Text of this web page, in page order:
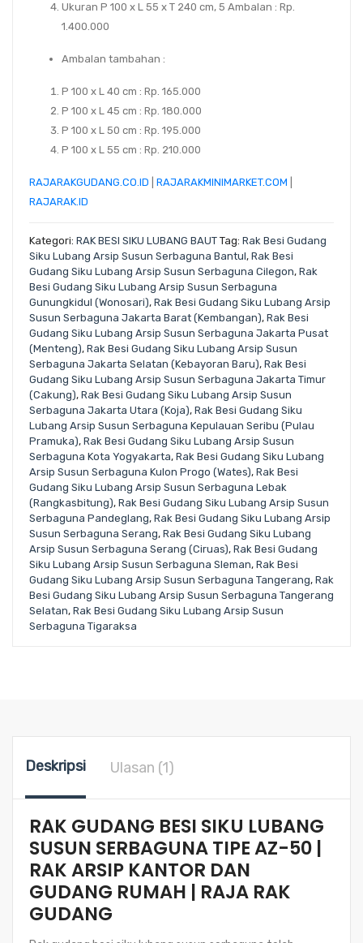
Ukuran P 100 x L 55 x T 240 cm, 5 Ambalan : Rp.
1.400.000
Ambalan tambahan :
P 100 x L 40 cm : Rp. 165.000
P 100 x L 45 cm : Rp. 180.000
P 100 x L 50 cm : Rp. 195.000
P 100 x L 55 cm : Rp. 210.000
RAJARAKGUDANG.CO.ID RAJARAKMINIMARKET.COM
RAJARAK.ID
Kategori: RAK BESI SIKU LUBANG BAUT Tag: Rak Besi Gudang
Siku Lubang Arsip Susun Serbaguna Bantul, Rak Besi
Gudang Siku Lubang Arsip Susun Serbaguna Cilegon, Rak
Besi Gudang Siku Lubang Arsip Susun Serbaguna
Gunungkidul (Wonosari), Rak Besi Gudang Siku Lubang Arsip
Susun Serbaguna Jakarta Barat (Kembangan), Rak Besi
Gudang Siku Lubang Arsip Susun Serbaguna Jakarta Pusat
(Menteng), Rak Besi Gudang Siku Lubang Arsip Susun
Serbaguna Jakarta Selatan (Kebayoran Baru), Rak Besi
Gudang Siku Lubang Arsip Susun Serbaguna Jakarta Timur
(Cakung), Rak Besi Gudang Siku Lubang Arsip Susun
Serbaguna Jakarta Utara (Koja), Rak Besi Gudang Siku
Lubang Arsip Susun Serbaguna Kepulauan Seribu (Pulau
Pramuka), Rak Besi Gudang Siku Lubang Arsip Susun
Serbaguna Kota Yogyakarta, Rak Besi Gudang Siku Lubang
Arsip Susun Serbaguna Kulon Progo (Wates), Rak Besi
Gudang Siku Lubang Arsip Susun Serbaguna Lebak
(Rangkasbitung), Rak Besi Gudang Siku Lubang Arsip Susun
Serbaguna Pandeglang, Rak Besi Gudang Siku Lubang Arsip
Susun Serbaguna Serang, Rak Besi Gudang Siku Lubang
Arsip Susun Serbaguna Serang (Ciruas), Rak Besi Gudang
Siku Lubang Arsip Susun Serbaguna Sleman, Rak Besi
Gudang Siku Lubang Arsip Susun Serbaguna Tangerang, Rak
Besi Gudang Siku Lubang Arsip Susun Serbaguna Tangerang
Selatan, Rak Besi Gudang Siku Lubang Arsip Susun
Serbaguna Tigaraksa
Deskripsi Ulasan (1)
RAK GUDANG BESI SIKU LUBANG
SUSUN SERBAGUNA TIPE AZ-50 |
RAK ARSIP KANTOR DAN
GUDANG RUMAH | RAJA RAK
GUDANG